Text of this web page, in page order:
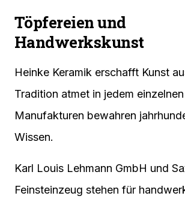
Töpfereien und
Handwerkskunst
Heinke Keramik erschafft Kunst
Tradition atmet in jedem
Manufakturen bewahren
Wissen.
Karl Louis Lehmann GmbH und
Feinsteinzeug stehen für